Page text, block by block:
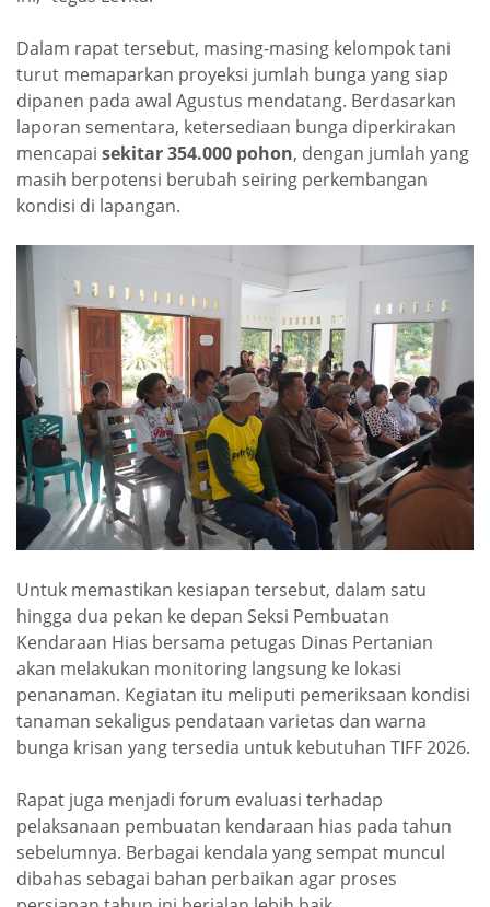
Dalam rapat tersebut, masing-masing kelompok tani
turut memaparkan proyeksi jumlah bunga yang siap
dipanen pada awal Agustus mendatang. Berdasarkan
laporan sementara, ketersediaan bunga diperkirakan
mencapai sekitar 354.000 pohon, dengan jumlah yang
masih berpotensi berubah seiring perkembangan
kondisi di lapangan.
Untuk memastikan kesiapan tersebut, dalam satu
hingga dua pekan ke depan Seksi Pembuatan
Kendaraan Hias bersama petugas Dinas Pertanian
akan melakukan monitoring langsung ke lokasi
penanaman. Kegiatan itu meliputi pemeriksaan kondisi
tanaman sekaligus pendataan varietas dan warna
bunga krisan yang tersedia untuk kebutuhan TIFF 2026.
Rapat juga menjadi forum evaluasi terhadap
pelaksanaan pembuatan kendaraan hias pada tahun
sebelumnya. Berbagai kendala yang sempat muncul
dibahas sebagai bahan perbaikan agar proses